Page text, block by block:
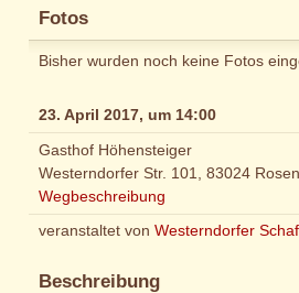
Fotos
Bisher wurden noch keine Fotos
23. April 2017, um 14:00
Gasthof Höhensteiger
Westerndorfer Str. 101, 83024
Wegbeschreibung
veranstaltet von Westerndorfer
Beschreibung